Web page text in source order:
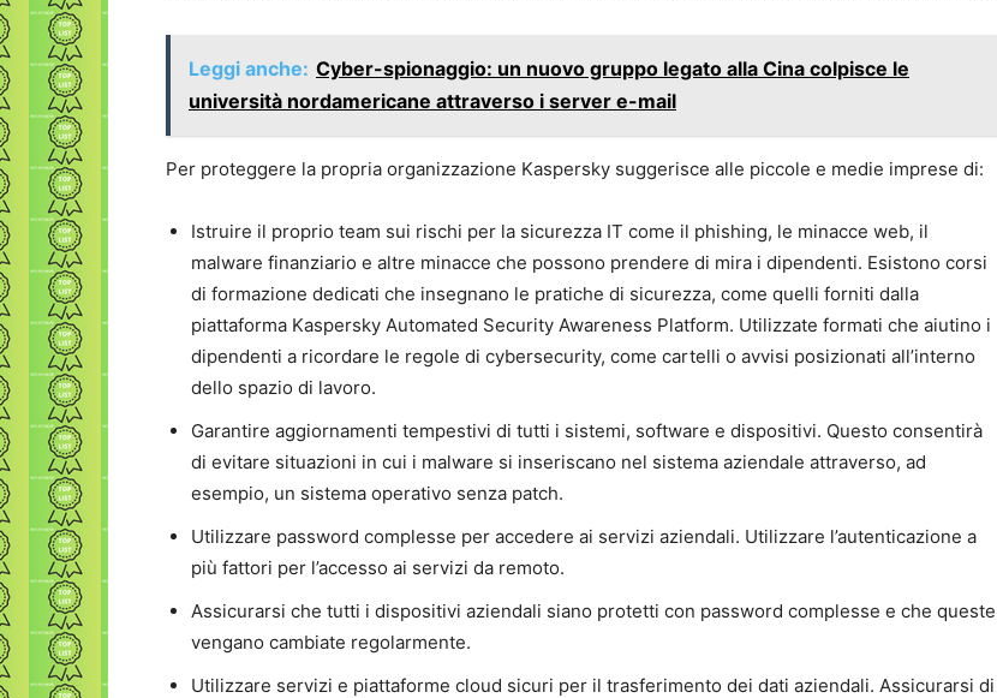
Leggi anche: Cyber-spionaggio: un nuovo gruppo legato alla Cina colpisce le
università nordamericane attraverso i server e-mail
Per proteggere la propria organizzazione Kaspersky suggerisce alle piccole e medie imprese di:
Istruire il proprio team sui rischi per la sicurezza IT come il phishing, le minacce web, il
malware finanziario e altre minacce che possono prendere di mira i dipendenti. Esistono corsi
di formazione dedicati che insegnano le pratiche di sicurezza, come quelli forniti dalla
piattaforma Kaspersky Automated Security Awareness Platform. Utilizzate formati che aiutino i
dipendenti a ricordare le regole di cybersecurity, come cartelli o avvisi posizionati all’interno
dello spazio di lavoro.
Garantire aggiornamenti tempestivi di tutti i sistemi, software e dispositivi. Questo consentirà
di evitare situazioni in cui i malware si inseriscano nel sistema aziendale attraverso, ad
esempio, un sistema operativo senza patch.
Utilizzare password complesse per accedere ai servizi aziendali. Utilizzare l’autenticazione a
più fattori per l’accesso ai servizi da remoto.
Assicurarsi che tutti i dispositivi aziendali siano protetti con password complesse e che queste
vengano cambiate regolarmente.
Utilizzare servizi e piattaforme cloud sicuri per il trasferimento dei dati aziendali. Assicurarsi di